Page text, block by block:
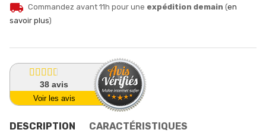
local_shipping Commandez avant 11h pour une expédition demain (en
savoir plus)
38avis
Voir les avis
DESCRIPTION CARACTÉRISTIQUES